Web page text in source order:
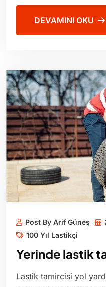
DEVAMINI OKU
Post By Arif Güneş
100 Yıl Lastikçi
Yerinde lastik
Lastik tamircisi yol